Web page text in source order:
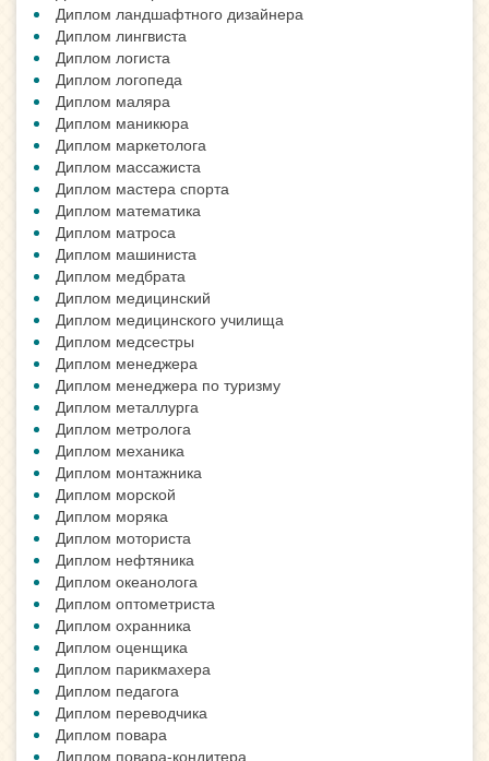
Диплом ландшафтного дизайнера
Диплом лингвиста
Диплом логиста
Диплом логопеда
Диплом маляра
Диплом маникюра
Диплом маркетолога
Диплом массажиста
Диплом мастера спорта
Диплом математика
Диплом матроса
Диплом машиниста
Диплом медбрата
Диплом медицинский
Диплом медицинского училища
Диплом медсестры
Диплом менеджера
Диплом менеджера по туризму
Диплом металлурга
Диплом метролога
Диплом механика
Диплом монтажника
Диплом морской
Диплом моряка
Диплом моториста
Диплом нефтяника
Диплом океанолога
Диплом оптометриста
Диплом охранника
Диплом оценщика
Диплом парикмахера
Диплом педагога
Диплом переводчика
Диплом повара
Диплом повара-кондитера